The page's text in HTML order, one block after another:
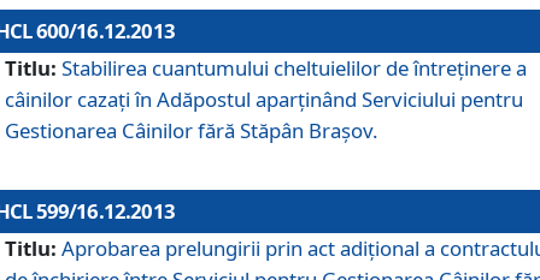
600/16.12.2013
Titlu: Stabilirea cuantumului cheltuielilor de întreţinere a
câinilor cazaţi în Adăpostul aparţinând Serviciului pentru
Gestionarea Câinilor fără Stăpân Braşov.
599/16.12.2013
Titlu: Aprobarea prelungirii prin act adiţional a